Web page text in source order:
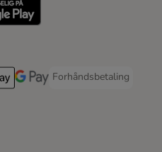
Method
Pay Payment Method
Google Pay Payment Method
Forhåndsbetaling
Forhåndsbetaling